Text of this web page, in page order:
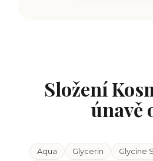
Složení
únavě
Aqua Glycerin
Glycine